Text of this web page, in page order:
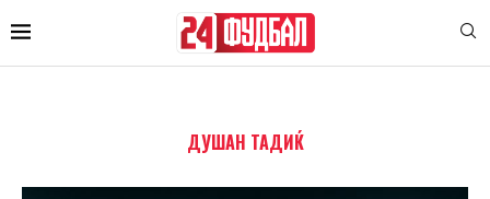
ДУШАН ТАДИЌ